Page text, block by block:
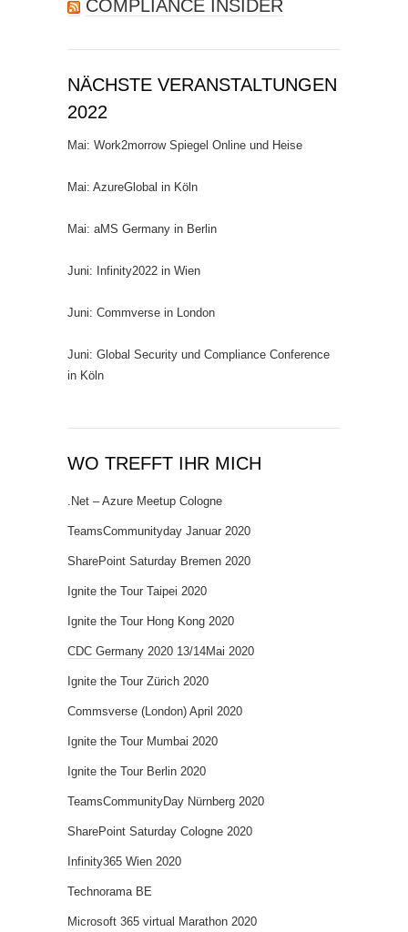
COMPLIANCE INSIDER
NÄCHSTE VERANSTALTUNGEN
2022
Mai: Work2morrow Spiegel Online und Heise
Mai: AzureGlobal in Köln
Mai: aMS Germany in Berlin
Juni: Infinity2022 in Wien
Juni: Commverse in London
Juni: Global Security und Compliance Conference
in Köln
WO TREFFT IHR MICH
.Net – Azure Meetup Cologne
TeamsCommunityday Januar 2020
SharePoint Saturday Bremen 2020
Ignite the Tour Taipei 2020
Ignite the Tour Hong Kong 2020
CDC Germany 2020 13/14Mai 2020
Ignite the Tour Zürich 2020
Commsverse (London) April 2020
Ignite the Tour Mumbai 2020
Ignite the Tour Berlin 2020
TeamsCommunityDay Nürnberg 2020
SharePoint Saturday Cologne 2020
Infinity365 Wien 2020
Technorama BE
Microsoft 365 virtual Marathon 2020